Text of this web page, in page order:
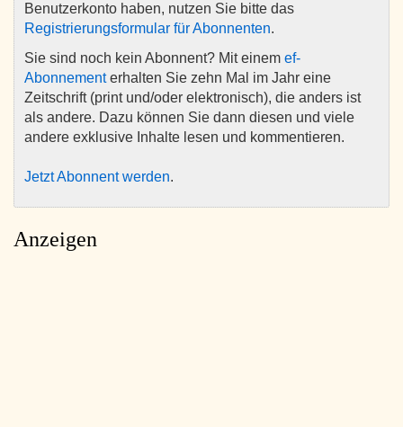
Benutzerkonto haben, nutzen Sie bitte das
Registrierungsformular für Abonnenten.
Sie sind noch kein Abonnent? Mit einem ef-
Abonnementerhalten Sie zehn Mal im Jahr eine
Zeitschrift (print und/oder elektronisch), die anders ist
als andere. Dazu können Sie dann diesen und viele
andere exklusive Inhalte lesen und kommentieren.
Jetzt Abonnent werden.
Anzeigen